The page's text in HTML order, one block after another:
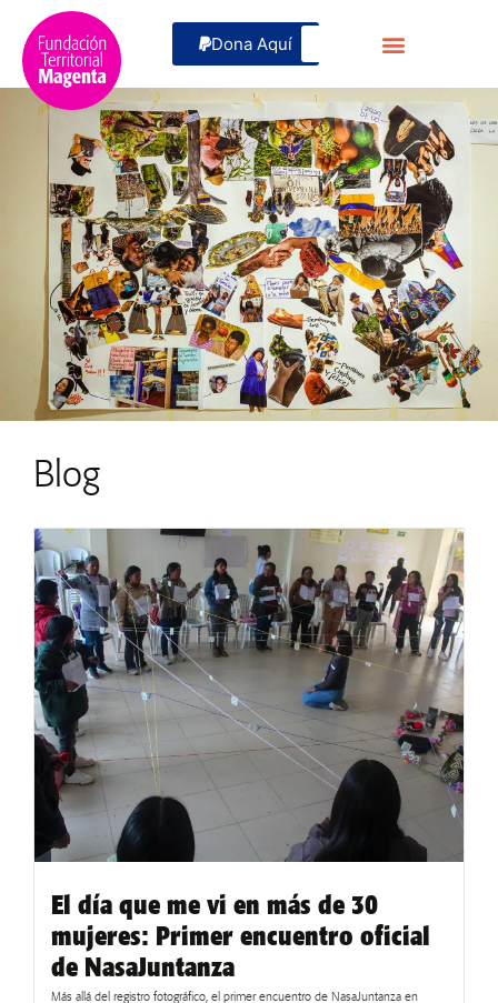
Dona Aquí
Blog
El día que me vi en más de 30
mujeres: Primer encuentro oficial
de NasaJuntanza
Más allá del registro fotográfico, el primer encuentro de NasaJuntanza en